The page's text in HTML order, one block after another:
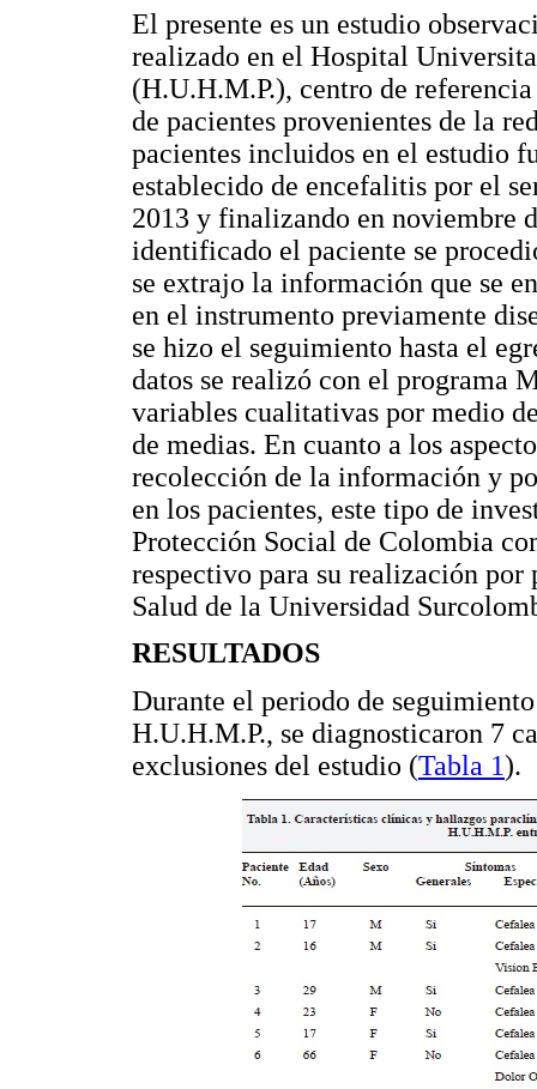
El presente es un estudio
realizado en el Hospital
(H.U.H.M.P.), centro de
de pacientes provenientes de la
pacientes incluidos en el estudio
establecido de encefalitis por el
2013 y finalizando en noviembre
identificado el paciente se
se extrajo la información que se
en el instrumento previamente
se hizo el seguimiento hasta el
datos se realizó con el programa
variables cualitativas por medio
de medias. En cuanto a los
recolección de la información y
en los pacientes, este tipo de
Protección Social de Colombia
respectivo para su realización
Salud de la Universidad
RESULTADOS
Durante el periodo de
H.U.H.M.P., se diagnosticaron 7
exclusiones del estudio (Tabla 1).